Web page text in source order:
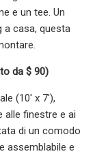
e un tee. Un
a casa, questa
da $ 90)
(10' x 7'),
alle finestre e ai
di un comodo
assemblabile e